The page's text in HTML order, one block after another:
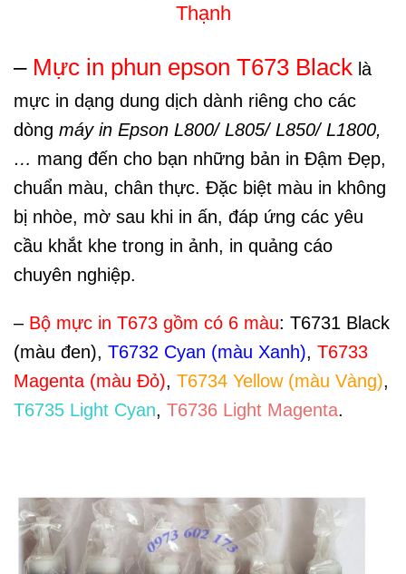
Thạnh
– Mực in phun epson T673 Black là
mực in dạng dung dịch dành riêng cho các
dòng máy in Epson L800/ L805/ L850/ L1800,
… mang đến cho bạn những bản in Đậm Đẹp,
chuẩn màu, chân thực. Đặc biệt màu in không
bị nhòe, mờ sau khi in ấn, đáp ứng các yêu
cầu khắt khe trong in ảnh, in quảng cáo
chuyên nghiệp.
–Bộ mực in T673 gồm có 6 màu: T6731 Black
(màu đen), T6732 Cyan (màu Xanh), T6733
Magenta (màu Đỏ), T6734 Yellow (màu Vàng),
T6735 Light Cyan, T6736 Light Magenta.